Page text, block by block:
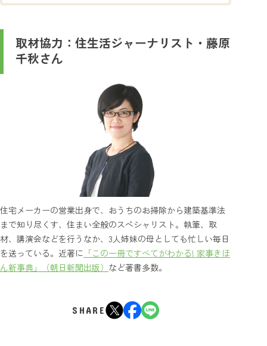
取材協力：住生活ジャーナリスト・藤原
千秋さん
住宅メーカーの営業出身で、おうちのお掃除から建築基準法
まで知り尽くす、住まい全般のスペシャリスト。執筆、取
材、講演会などを行うなか、3人姉妹の母としても忙しい毎日
を送っている。近著に 「この一冊ですべてがわかる! 家事きほ
ん新事典」（朝日新聞出版） など著書多数。
SHARE